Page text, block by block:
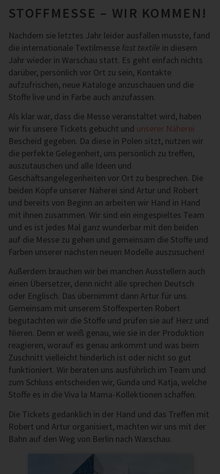
STOFFMESSE – WIR KOMMEN!
Nachdem sie letztes Jahr leider ausfallen musste, fand
die internationale Textilmesse fast textile in diesem
Jahr wieder in Warschau statt. Es geht einfach nichts
darüber, persönlich vor Ort zu sein, Kontakte
aufzufrischen, neue Kataloge anzuschauen und die
Stoffe live und in Farbe auch anzufassen.
Als klar war, dass die Messe veranstaltet wird, haben
wir fix unsere Tickets gebucht und unserer Näherei
Bescheid gegeben. Da diese in Polen sitzt, nutzen wir
die perfekte Gelegenheit, uns persönlich zu treffen,
auszutauschen und alle Ideen und
Geschäftsangelegenheiten vor Ort zu besprechen. Die
beiden Köpfe unserer Näherei sind Artur und Robert
und bereits von Beginn an arbeiten wir Hand in Hand
mit ihnen zusammen. Wir sind ein eingespieltes Team
und es ist jedes Mal ganz wunderbar mit den beiden
auf die Messe zu gehen und gemeinsam die Stoffe und
Farben unserer nächsten neuen Modelle auszusuchen!
Außerdem brauchen wir bei manchen Ausstellern auch
einen Übersetzer, denn nicht alle sprechen Deutsch
oder Englisch. Das übernimmt dann Artur für uns.
Gemeinsam mit unserem Stoffexperten Robert
begutachten wir die Stoffe und prüfen sie auf Herz und
Nieren. Denn er weiß genau, wie sie in der Produktion
reagieren, worauf es genau ankommt und was beim
Zuschnitt vielleicht hinderlich ist oder nicht so gut
funktioniert. Wir beraten uns ausführlich im Team und
zum Schluss entscheiden wir, Gunda und Katja, welche
Stoffe es in die Viva la Mama-Kollektionen schaffen.
Die Tickets gedanklich in der Hand und das Treffen mit
Robert und Artur organisiert, machten wir uns mit der
Bahn auf den Weg von Berlin nach Warschau.